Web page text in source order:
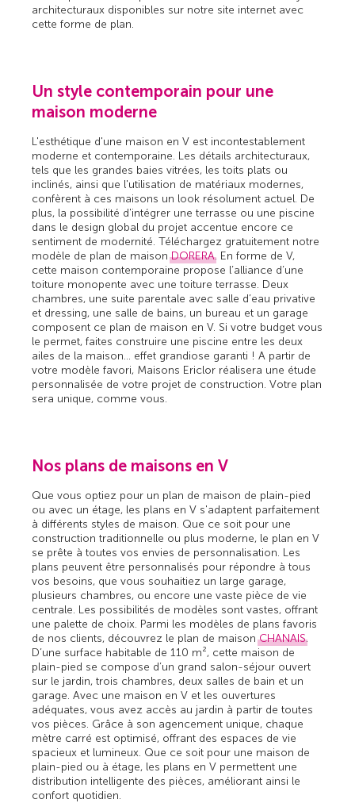
architecturaux disponibles sur notre site internet avec
cette forme de plan.
Un style contemporain pour une
maison moderne
L'esthétique d'une maison en V est incontestablement
moderne et contemporaine. Les détails architecturaux,
tels que les grandes baies vitrées, les toits plats ou
inclinés, ainsi que l'utilisation de matériaux modernes,
confèrent à ces maisons un look résolument actuel. De
plus, la possibilité d'intégrer une terrasse ou une piscine
dans le design global du projet accentue encore ce
sentiment de modernité. Téléchargez gratuitement notre
modèle de plan de maisonDORERA. En forme de V,
cette maison contemporaine propose l’alliance d’une
toiture monopente avec une toiture terrasse. Deux
chambres, une suite parentale avec salle d’eau privative
et dressing, une salle de bains, un bureau et un garage
composent ce plan de maison en V. Si votre budget vous
le permet, faites construire une piscine entre les deux
ailes de la maison… effet grandiose garanti ! A partir de
votre modèle favori, Maisons Ericlor réalisera une étude
personnalisée de votre projet de construction. Votre plan
sera unique, comme vous.
Nos plans de maisons en V
Que vous optiez pour un plan de maison de plain-pied
ou avec un étage, les plans en V s'adaptent parfaitement
à différents styles de maison. Que ce soit pour une
construction traditionnelle ou plus moderne, le plan en V
se prête à toutes vos envies de personnalisation. Les
plans peuvent être personnalisés pour répondre à tous
vos besoins, que vous souhaitiez un large garage,
plusieurs chambres, ou encore une vaste pièce de vie
centrale. Les possibilités de modèles sont vastes, offrant
une palette de choix. Parmi les modèles de plans favoris
de nos clients, découvrez le plan de maisonCHANAIS.
D’une surface habitable de 110 m², cette maison de
plain-pied se compose d’un grand salon-séjour ouvert
sur le jardin, trois chambres, deux salles de bain et un
garage. Avec une maison en V et les ouvertures
adéquates, vous avez accès au jardin à partir de toutes
vos pièces. Grâce à son agencement unique, chaque
mètre carré est optimisé, offrant des espaces de vie
spacieux et lumineux. Que ce soit pour une maison de
plain-pied ou à étage, les plans en V permettent une
distribution intelligente des pièces, améliorant ainsi le
confort quotidien.